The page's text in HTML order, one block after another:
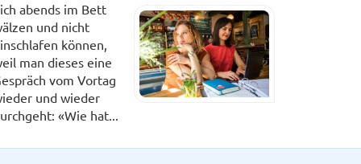
abends im Bett
und nicht
können,
man dieses eine
vom Vortag
und wieder
«Wie hat...